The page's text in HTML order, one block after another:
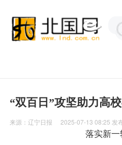
“双百日”攻坚助力高
来源：辽宁日报 2025-07-13 08:25 发
落实新一